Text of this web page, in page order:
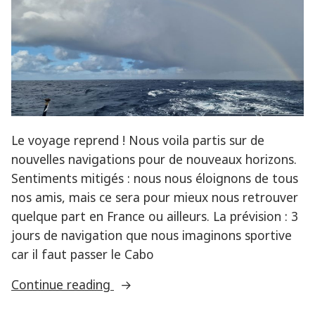
Le voyage reprend ! Nous voila partis sur de
nouvelles navigations pour de nouveaux horizons.
Sentiments mitigés : nous nous éloignons de tous
nos amis, mais ce sera pour mieux nous retrouver
quelque part en France ou ailleurs. La prévision : 3
jours de navigation que nous imaginons sportive
car il faut passer le Cabo
Continue reading
« Le